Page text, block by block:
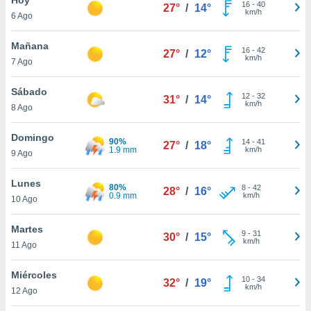
y
en
más
de
6 Ago
27° / 14° 16- 40
km/h
Mañana
7 Ago
27° / 12° 16- 42
km/h
Sábado
8 Ago
31° / 14° 12- 32
km/h
Domingo
9 Ago
90%
1.9 mm
27° / 18° 14- 41
km/h
Lunes
10 Ago
80%
0.9 mm
28° / 16° 8- 42
km/h
Martes
11 Ago
30° / 15° 9- 31
km/h
Miércoles
12 Ago
32° / 19° 10- 34
km/h